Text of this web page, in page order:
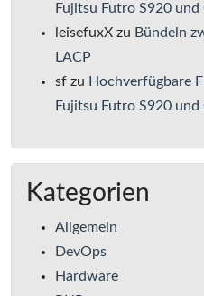
Fujitsu Futro S920 und
leisefuxX zu Bündeln
LACP
sf zu Hochverfügbare
Fujitsu Futro S920 und
Kategorien
Allgemein
DevOps
Hardware